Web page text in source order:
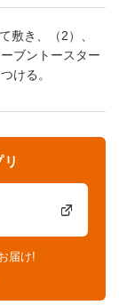
敷き、（2）、
ブントースター
ける。
届け!